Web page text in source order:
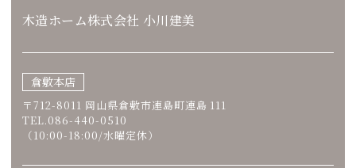
木造ホーム株式会社 小川建美
倉敷本店
〒712-8011 岡山県倉敷市連島町連島 111
TEL.086-440-0510
（10:00-18:00/水曜定休）